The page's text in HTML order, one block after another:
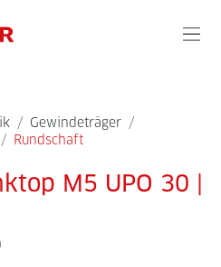
/ Gewindeträger /
/ Rundschaft
M5 UPO 30 |